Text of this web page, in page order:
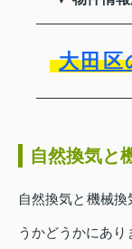
大田区
自然換気と
自然換気と機械
うかどうかにあり